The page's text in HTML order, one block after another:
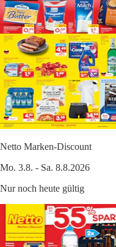
Netto Marken-Discount
Mo. 3.8. - Sa. 8.8.2026
Nur noch heute gültig